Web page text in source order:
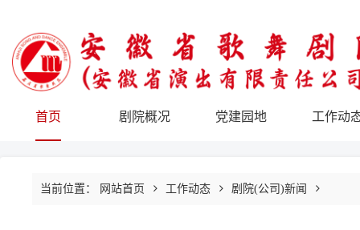
首页 剧院概况 党建园地 工作动
当前位置： 网站首页 工作动态 剧院(公司)新闻